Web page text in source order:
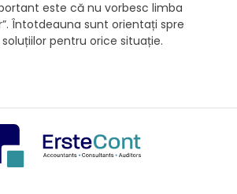
este că nu vorbesc limba
Întotdeauna sunt orientați spre
pentru orice situație.